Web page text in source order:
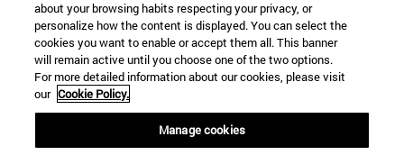
about your browsing habits respecting your privacy, or
personalize how the content is displayed. You can select the
cookies you want to enable or accept them all. This banner
will remain active until you choose one of the two options.
For more detailed information about our cookies, please visit
our Cookie Policy.
Manage cookies